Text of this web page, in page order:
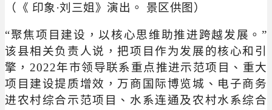
（《 印象·刘三姐》演出。 景区供图 ）
“聚焦项目建设，以核心思维助推进跨越发展。”
该县相关负责人说，把项目作为发展的核心和引
擎，2022年市领导联系重点推进示范项目、重大
项目建设提质增效，万商国际博览城、电子商务
进农村综合示范项目、水系连通及农村水系综合